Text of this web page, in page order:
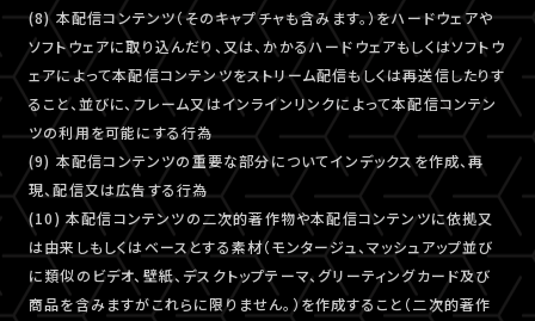
(8) 本配信コンテンツ（そのキャプチャも含みます。）をハードウェアや
ソフトウェアに取り込んだり、又は、かかるハードウェアもしくはソフトウ
ェアによって本配信コンテンツをストリーム配信もしくは再送信したりす
ること、並びに、フレーム又はインラインリンクによって本配信コンテン
ツの利用を可能にする行為
(9) 本配信コンテンツの重要な部分についてインデックスを作成、再
現、配信又は広告する行為
(10) 本配信コンテンツの二次的著作物や本配信コンテンツに依拠又
は由来しもしくはベースとする素材（モンタージュ、マッシュアップ並び
に類似のビデオ、壁紙、デスクトップテーマ、グリーティングカード及び
商品を含みますがこれらに限りません。）を作成すること（二次的著作